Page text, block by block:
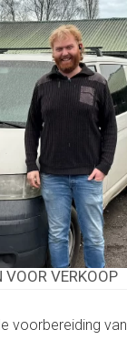
VERKOOP
voorbereiding